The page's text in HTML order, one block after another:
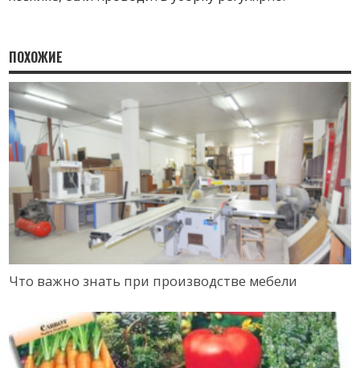
ПОХОЖИЕ
Что важно знать при производстве мебели